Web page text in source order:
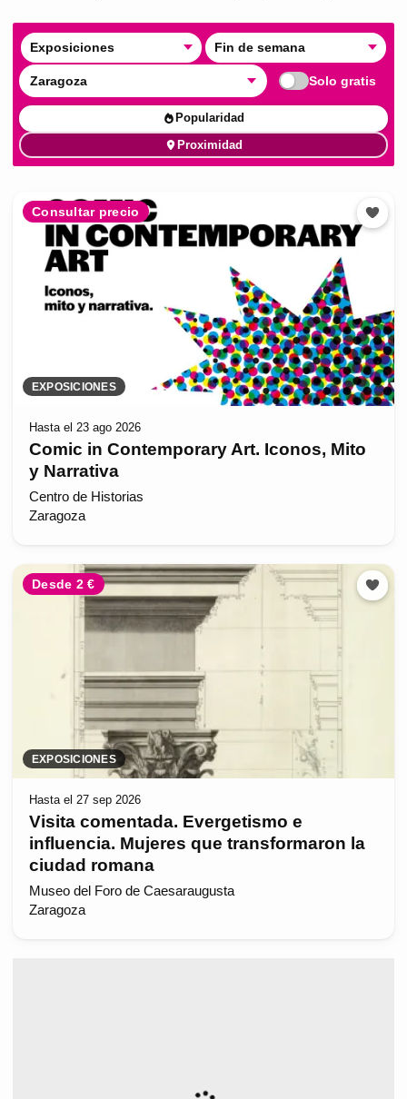
Exposiciones Fin de semana
Zaragoza Solo gratis
Popularidad
Proximidad
Consultar precio
EXPOSICIONES
Hasta el 23 ago 2026
Comic in Contemporary Art. Iconos, Mito
y Narrativa
Centro de Historias
Zaragoza
Desde 2 €
EXPOSICIONES
Hasta el 27 sep 2026
Visita comentada. Evergetismo e
influencia. Mujeres que transformaron la
ciudad romana
Museo del Foro de Caesaraugusta
Zaragoza